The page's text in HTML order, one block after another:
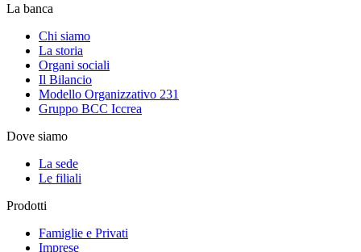
La banca
Chi siamo
La storia
Organi sociali
Il Bilancio
Modello Organizzativo 231
Gruppo BCC Iccrea
Dove siamo
La sede
Le filiali
Prodotti
Famiglie e Privati
Imprese